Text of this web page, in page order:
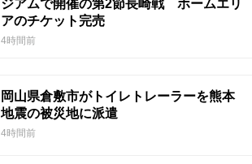
ジアムで開催の第2節長崎戦 ホームエリ
アのチケット完売
4時間前
岡山県倉敷市がトイレトレーラーを熊本
地震の被災地に派遣
4時間前